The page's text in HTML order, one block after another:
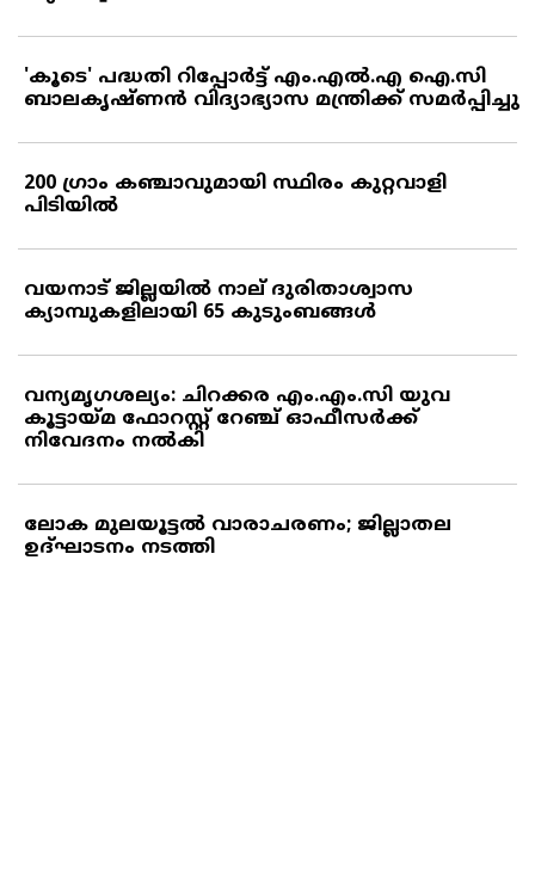
'കൂടെ' പദ്ധതി റിപ്പോര്‍ട്ട് എം.എല്‍.എ ഐ.സി
ബാലകൃഷ്ണന്‍ വിദ്യാഭ്യാസ മന്ത്രിക്ക് സമര്‍പ്പിച്ചു
200 ഗ്രാം കഞ്ചാവുമായി സ്ഥിരം കുറ്റവാളി
പിടിയില്‍
വയനാട് ജില്ലയില്‍ നാല് ദുരിതാശ്വാസ
ക്യാമ്പുകളിലായി 65 കുടുംബങ്ങള്‍
വന്യമൃഗശല്യം: ചിറക്കര എം.എം.സി യുവ
കൂട്ടായ്മ ഫോറസ്റ്റ് റേഞ്ച് ഓഫീസര്‍ക്ക്
നിവേദനം നല്‍കി
ലോക മുലയൂട്ടല്‍ വാരാചരണം; ജില്ലാതല
ഉദ്ഘാടനം നടത്തി